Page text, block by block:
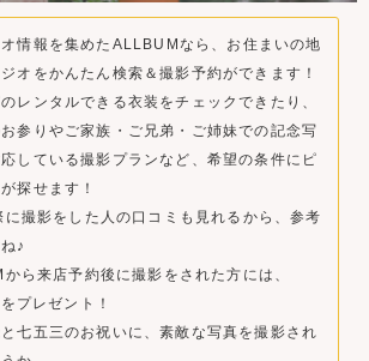
情報を集めたALLBUMなら、お住まいの地
オをかんたん検索＆撮影予約ができます！
レンタルできる衣装をチェックできたり、
参りやご家族・ご兄弟・ご姉妹での記念写
している撮影プランなど、希望の条件にピ
探せます！
撮影をした人の口コミも見れるから、参考
♪
ら来店予約後に撮影をされた方には、
プレゼント！
七五三のお祝いに、素敵な写真を撮影され